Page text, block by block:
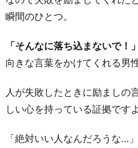
瞬間のひとつ。
「そんなに落ち込まないで！
向きな言葉をかけてくれる男
人が失敗したときに励ましの
しい心を持っている証拠ですよ
「絶対いい人なんだろうな…